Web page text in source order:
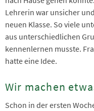
Lehrerin war unsicher
neuen Klasse. So viele
aus unterschiedlichen
kennenlernen musste.
hatte eine Idee.
Wir machen
Schon in der ersten